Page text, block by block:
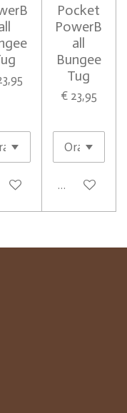
Pocket
PowerB
all
Bungee
Tug
€ 23,95
In